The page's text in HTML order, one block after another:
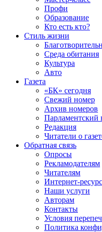
Профи
Образование
Кто есть кто?
Стиль жизни
Среда обитания
Культура
Авто
Газета
«БК» сегодня
Свежий номер
Архив номеров
Парламентский
Редакция
Читатели о
Обратная связь
Опросы
Рекламодателям
Читателям
Интернет-
Наши услуги
Авторам
Контакты
Условия
Политика